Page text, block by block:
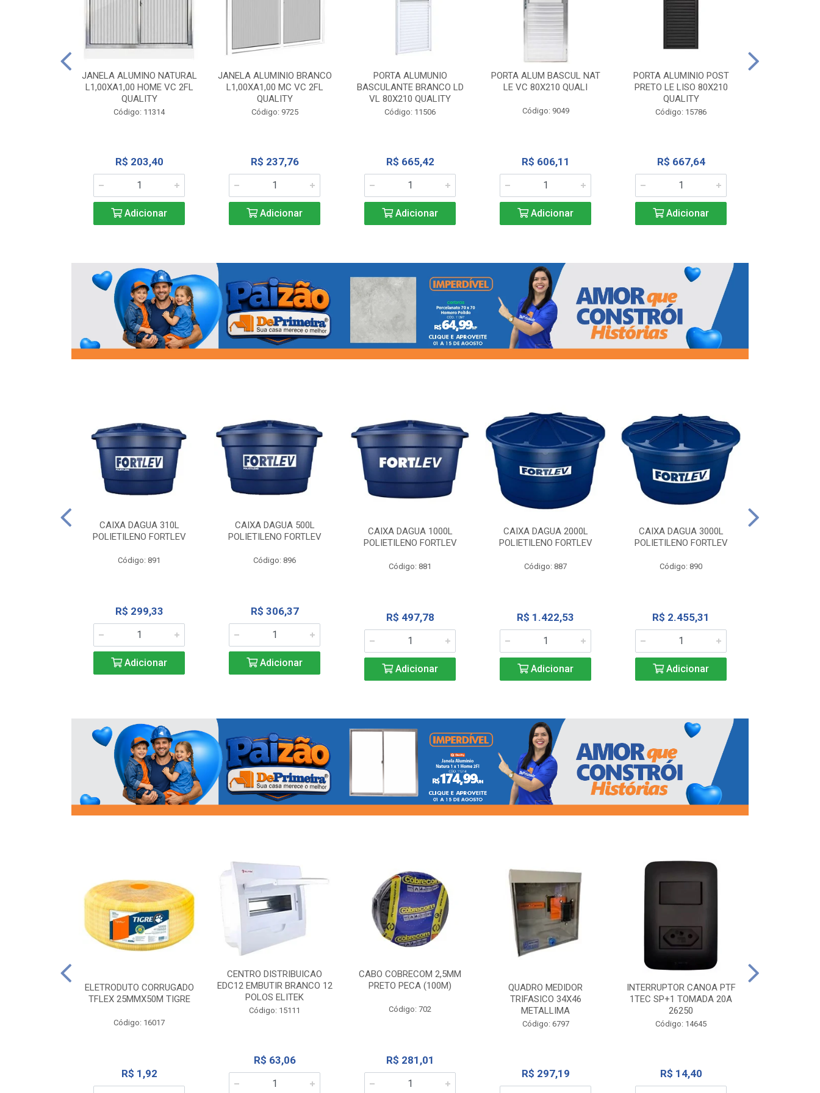
JANELA ALUMINO NATURAL
L1,00XA1,00 HOME VC 2FL
QUALITY
Código: 11314
R$ 203,40
Adicionar
JANELA ALUMINIO BRANCO
L1,00XA1,00 MC VC 2FL
QUALITY
Código: 9725
R$ 237,76
Adicionar
PORTA ALUMUNIO
BASCULANTE BRANCO LD
VL 80X210 QUALITY
Código: 11506
R$ 665,42
Adicionar
PORTA ALUM BASCUL NAT
LE VC 80X210 QUALI
Código: 9049
R$ 606,11
Adicionar
PORTA ALUMINIO POST
PRETO LE LISO 80X210
QUALITY
Código: 15786
R$ 667,64
Adicionar
CAIXA DAGUA 310L
POLIETILENO FORTLEV
Código: 891
R$ 299,33
Adicionar
CAIXA DAGUA 500L
POLIETILENO FORTLEV
Código: 896
R$ 306,37
Adicionar
CAIXA DAGUA 1000L
POLIETILENO FORTLEV
Código: 881
R$ 497,78
Adicionar
CAIXA DAGUA 2000L
POLIETILENO FORTLEV
Código: 887
R$ 1.422,53
Adicionar
CAIXA DAGUA 3000L
POLIETILENO FORTLEV
Código: 890
R$ 2.455,31
Adicionar
ELETRODUTO CORRUGADO
TFLEX 25MMX50M TIGRE
Código: 16017
R$ 1,92
CENTRO DISTRIBUICAO
EDC12 EMBUTIR BRANCO 12
POLOS ELITEK
Código: 15111
R$ 63,06
CABO COBRECOM 2,5MM
PRETO PECA (100M)
Código: 702
R$ 281,01
QUADRO MEDIDOR
TRIFASICO 34X46
METALLIMA
Código: 6797
R$ 297,19
INTERRUPTOR CANOA PTF
1TEC SP+1 TOMADA 20A
26250
Código: 14645
R$ 14,40